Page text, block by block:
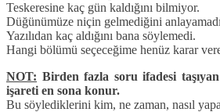
Teskeresine kaç gün kaldığını bilmiyor.
Düğünümüze niçin gelmediğini
Yazılıdan kaç aldığını bana söylemedi.
Hangi bölümü seçeceğime henüz karar
NOT: Birden fazla soru ifadesi
işareti en sona konur.
Bu söylediklerini kim, ne zaman, nasıl